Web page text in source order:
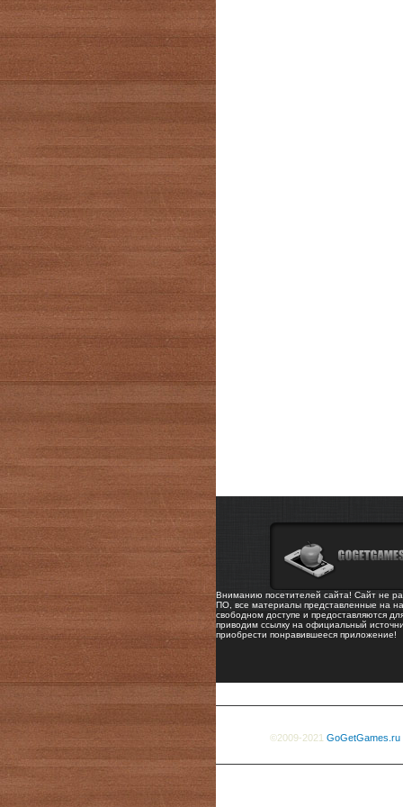
Вниманию посетителей сайта! Сайт не
ПО, все материалы представленные на
свободном доступе и предоставляются
приводим ссылку на официальный
приобрести понравившееся приложение!
©2009-2021 GoGetGames.ru